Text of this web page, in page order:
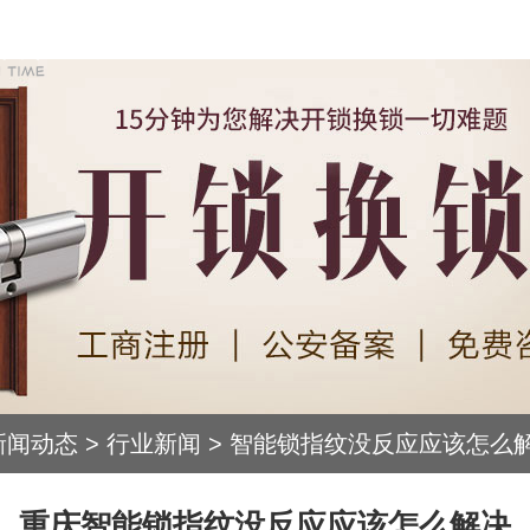
闻动态 > 行业新闻 > 智能锁指纹没反应应该怎么